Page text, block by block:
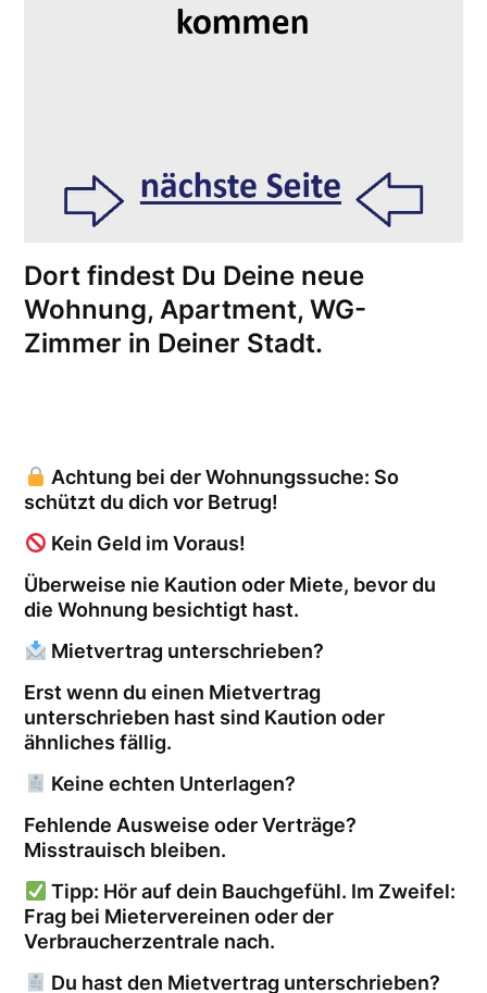
Dort findest Du Deine neue
Wohnung, Apartment, WG-
Zimmer in Deiner Stadt.
Achtung bei der Wohnungssuche: So
schützt du dich vor Betrug!
Kein Geld im Voraus!
Überweise nie Kaution oder Miete, bevor du
die Wohnung besichtigt hast.
Mietvertrag unterschrieben?
Erst wenn du einen Mietvertrag
unterschrieben hast sind Kaution oder
ähnliches fällig.
Keine echten Unterlagen?
Fehlende Ausweise oder Verträge?
Misstrauisch bleiben.
Tipp: Hör auf dein Bauchgefühl. Im Zweifel:
Frag bei Mietervereinen oder der
Verbraucherzentrale nach.
Du hast den Mietvertrag unterschrieben?